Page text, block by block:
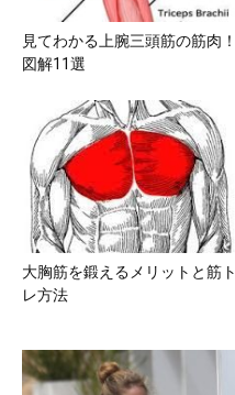
見てわかる上腕三頭筋の筋肉！
図解11選
大胸筋を鍛えるメリットと筋ト
レ方法